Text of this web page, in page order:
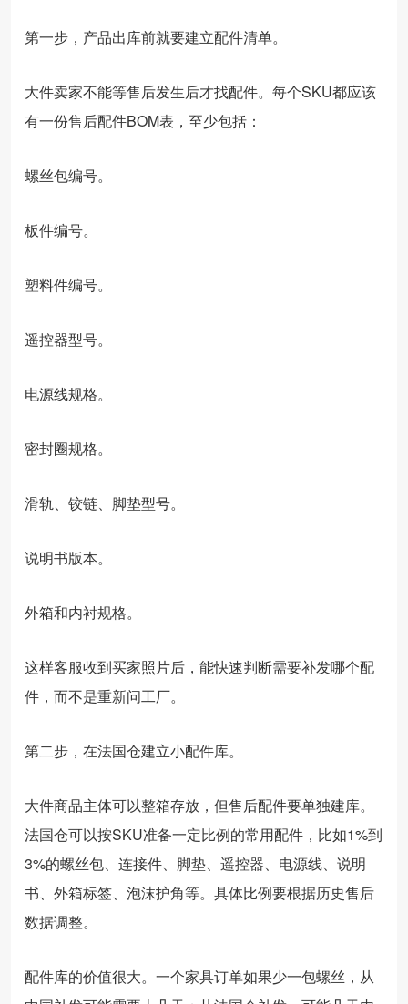
第一步，产品出库前就要建立配件清单。
大件卖家不能等售后发生后才找配件。每个SKU都应该
有一份售后配件BOM表，至少包括：
螺丝包编号。
板件编号。
塑料件编号。
遥控器型号。
电源线规格。
密封圈规格。
滑轨、铰链、脚垫型号。
说明书版本。
外箱和内衬规格。
这样客服收到买家照片后，能快速判断需要补发哪个配
件，而不是重新问工厂。
第二步，在法国仓建立小配件库。
大件商品主体可以整箱存放，但售后配件要单独建库。
法国仓可以按SKU准备一定比例的常用配件，比如1%到
3%的螺丝包、连接件、脚垫、遥控器、电源线、说明
书、外箱标签、泡沫护角等。具体比例要根据历史售后
数据调整。
配件库的价值很大。一个家具订单如果少一包螺丝，从